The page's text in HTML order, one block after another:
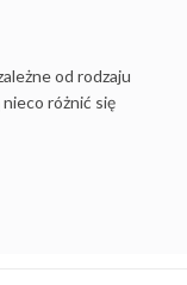
od rodzaju
różnić się